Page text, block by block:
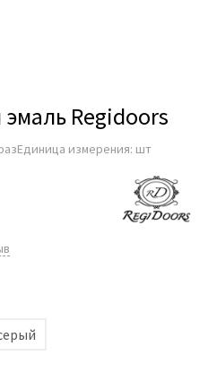
Regidoors
Единица измерения: шт